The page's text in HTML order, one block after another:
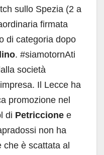
sullo Spezia (2 a
firmata
di categoria dopo
. #siamotornAti
società
Il Lecce ha
promozione nel
di Petriccione e
non ha
è scattata al